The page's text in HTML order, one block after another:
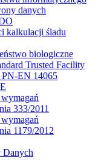
danych
kalkulacji śladu
biologiczne
Trusted Facility
EN 14065
333/2011
1179/2012
Danych